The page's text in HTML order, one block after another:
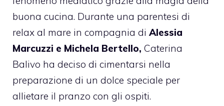
buona cucina. Durante una parentesi di
relax al mare in compagnia di Alessia
Marcuzzi e Michela Bertello, Caterina
Balivo ha deciso di cimentarsi nella
preparazione di un dolce speciale per
allietare il pranzo con gli ospiti.